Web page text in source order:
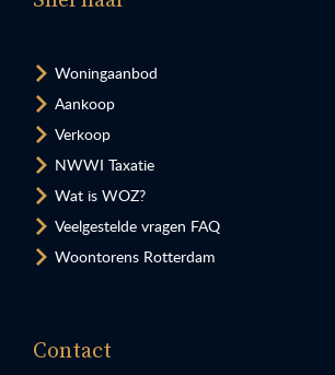
Woningaanbod
Aankoop
Verkoop
NWWI Taxatie
Wat is WOZ?
Veelgestelde vragen FAQ
Woontorens Rotterdam
Contact